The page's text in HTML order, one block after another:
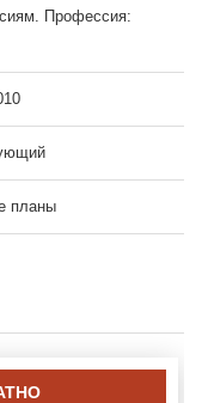
Профессия:
планы